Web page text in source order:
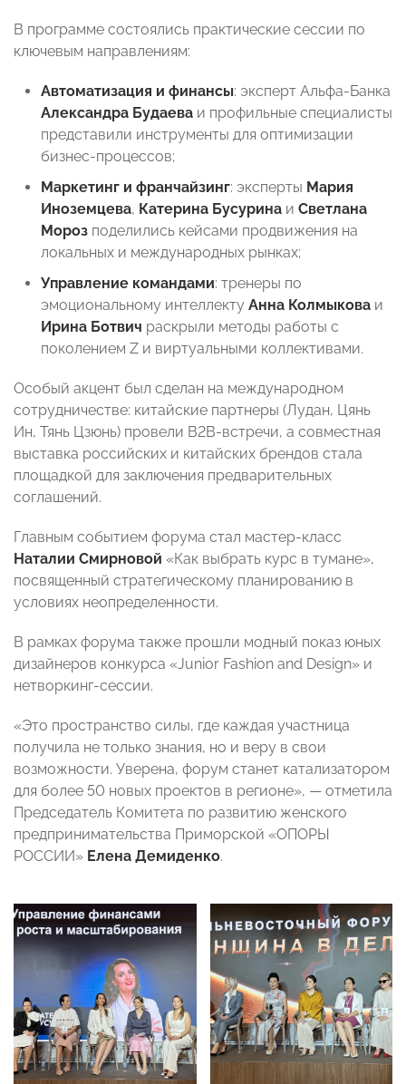
В программе состоялись практические сессии по
ключевым направлениям:
Автоматизация и финансы: эксперт Альфа-Банка
Александра Будаева и профильные специалисты
представили инструменты для оптимизации
бизнес-процессов;
Маркетинг и франчайзинг: эксперты Мария
Иноземцева, Катерина Бусурина и Светлана
Мороз поделились кейсами продвижения на
локальных и международных рынках;
Управление командами: тренеры по
эмоциональному интеллекту Анна Колмыкова и
Ирина Ботвич раскрыли методы работы с
поколением Z и виртуальными коллективами.
Особый акцент был сделан на международном
сотрудничестве: китайские партнеры (Лудан, Цянь
Ин, Тянь Цзюнь) провели B2B-встречи, а совместная
выставка российских и китайских брендов стала
площадкой для заключения предварительных
соглашений.
Главным событием форума стал мастер-класс
Наталии Смирновой «Как выбрать курс в тумане»,
посвященный стратегическому планированию в
условиях неопределенности.
В рамках форума также прошли модный показ юных
дизайнеров конкурса «Junior Fashion and Design» и
нетворкинг-сессии.
«Это пространство силы, где каждая участница
получила не только знания, но и веру в свои
возможности. Уверена, форум станет катализатором
для более 50 новых проектов в регионе», — отметила
Председатель Комитета по развитию женского
предпринимательства Приморской «ОПОРЫ
РОССИИ» Елена Демиденко.